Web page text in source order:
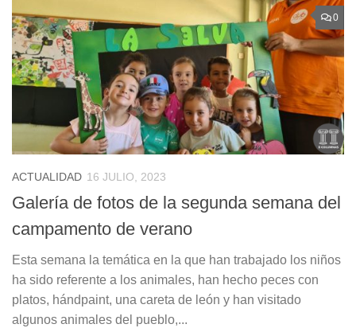
0
ACTUALIDAD 16 JULIO, 2023
Galería de fotos de la segunda semana del
campamento de verano
Esta semana la temática en la que han trabajado los niños
ha sido referente a los animales, han hecho peces con
platos, hándpaint, una careta de león y han visitado
algunos animales del pueblo,...